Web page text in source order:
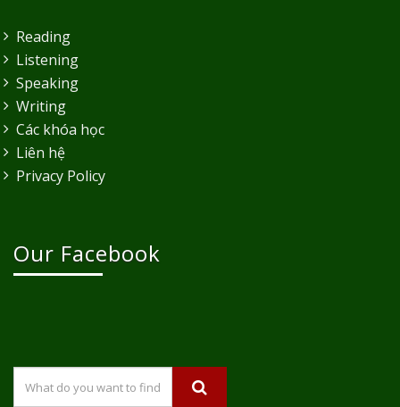
Reading
Listening
Speaking
Writing
Các khóa học
Liên hệ
Privacy Policy
Our Facebook